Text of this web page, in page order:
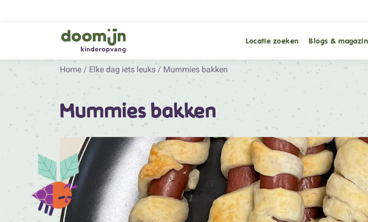
Locatie zoeken Blogs &
Home / Elke dag iets leuks / Mummies bakken
Mummies bakken